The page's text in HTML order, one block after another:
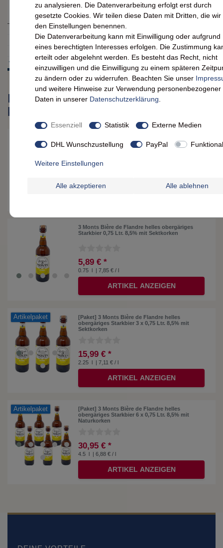
Produkte, die dir auch gefallen
könnten
450g Kakao Pulver für vollen Genuss
3 Monts Bière de Flandre helles obergäriges
Starkbier 0,75 Ltr. 8,5% mit Sektkorken
5,89 € *
0.75 | 7,85 € / l
ARTIKEL ANZEIGEN
Artikelpaket
[Paket] 3 Monts Bière de Flandre helles
obergäriges Starkbier 3 x 0,75 Ltr. 8,5% mit
Sektkorken
15,99 € *
2.25 l | 7,11 € / l
ARTIKEL ANZEIGEN
Artikelpaket
[Paket] 3 Monts Bière de Flandre helles
obergäriges Starkbier 6 x 0,75 Ltr. 8,5% mit
Naturkorken
30,95 € *
4.5 l | 6,88 € / l
ARTIKEL ANZEIGEN
zu analysieren. Die Datenverarbeitung erfolgt erst durch
gesetzte Cookies. Wir teilen diese Daten mit Dritten, die wir
den Einstellungen benennen.
Die Datenverarbeitung kann mit Einwilligung oder aufgrund
eines berechtigten Interesses erfolgen. Die Zustimmung
erteilt oder abgelehnt werden. Es besteht das Recht, nicht
einzuwilligen und die Einwilligung zu einem späteren
zu ändern oder zu widerrufen. Beachten Sie unser
und weitere Hinweise zur Verwendung personenbezogener
Daten in unserer Daten­schutz­erklärung
Essenziell Statistik Externe Medien
DHL Wunschzustellung PayPal Funktional
Weitere Einstellungen
Alle akzeptieren Alle ablehnen